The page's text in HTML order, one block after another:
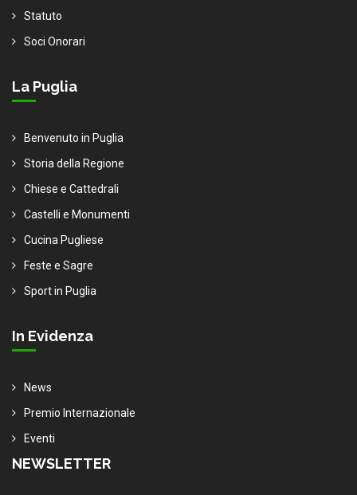
Statuto
Soci Onorari
La Puglia
Benvenuto in Puglia
Storia della Regione
Chiese e Cattedrali
Castelli e Monumenti
Cucina Pugliese
Feste e Sagre
Sport in Puglia
In Evidenza
News
Premio Internazionale
Eventi
NEWSLETTER